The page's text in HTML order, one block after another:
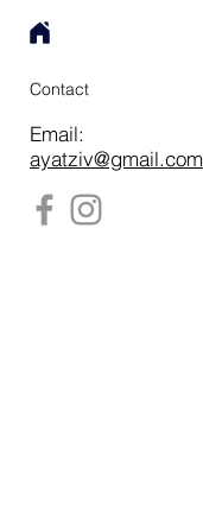
Contact
Email:
ayatziv@gmail.com